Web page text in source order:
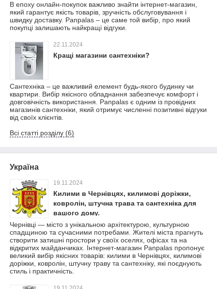
В епоху онлайн-покупок важливо знайти інтернет-магазин,
який гарантує якість товарів, зручність обслуговування і
швидку доставку. Panpalas – це саме той вибір, про який
покупці залишають найкращі відгуки.
22.11.2024
Кращі магазини сантехніки?
Сантехніка – це важливий елемент будь-якого будинку чи
квартири. Вибір якісного обладнання забезпечує комфорт і
довговічність використання. Panpalas є одним із провідних
магазинів сантехніки, який отримує численні позитивні відгуки
від своїх клієнтів.
Всі статті розділу (6)
Україна
19.11.2024
Килими в Чернівцях, килимові доріжки,
ковролін, штучна трава та сантехніка для
вашого дому.
Чернівці — місто з унікальною архітектурою, культурною
спадщиною та сучасними потребами. Жителі міста прагнуть
створити затишні простори у своїх оселях, офісах та на
відкритих майданчиках. Інтернет-магазин Panpalas пропонує
великий вибір якісних товарів: килими в Чернівцях, килимові
доріжки, ковролін, штучну траву та сантехніку, які поєднують
стиль і практичність.